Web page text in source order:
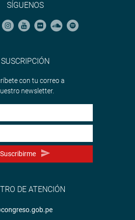
SÍGUENOS
SUSCRIPCIÓN
con tu correo a
newsletter.
Suscribirme
DE ATENCIÓN